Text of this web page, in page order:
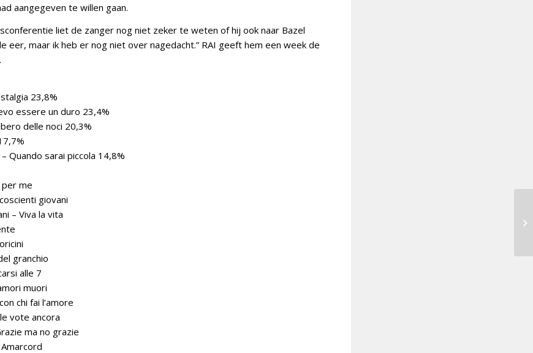
aangegeven te willen gaan.
liet de zanger nog niet zeker te weten of hij ook naar Bazel
eer, maar ik heb er nog niet over nagedacht.” RAI geeft hem een week de
23,8%
essere un duro 23,4%
delle noci 20,3%
Quando sarai piccola 14,8%
per me
giovani
– Viva la vita
granchio
alle 7
muori
chi fai l’amore
vote ancora
ma no grazie